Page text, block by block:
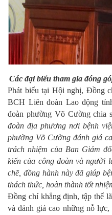
Các đại biểu tham gia đóng
Phát biểu tại Hội nghị, Đồng
BCH Liên đoàn Lao động
đoàn phường Võ Cường chia
đoàn địa phương nơi bệnh
phường Võ Cường đánh giá
trách nhiệm của Ban Giám
kiến của công đoàn và người
chẽ, đồng hành này đã giúp
thách thức, hoàn thành tốt
Đồng chí khẳng định, tập thể
và đánh giá cao những nỗ